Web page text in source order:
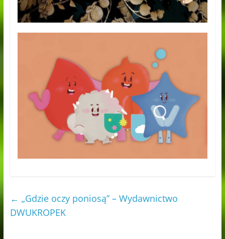
← „Gdzie oczy poniosą” – Wydawnictwo
DWUKROPEK